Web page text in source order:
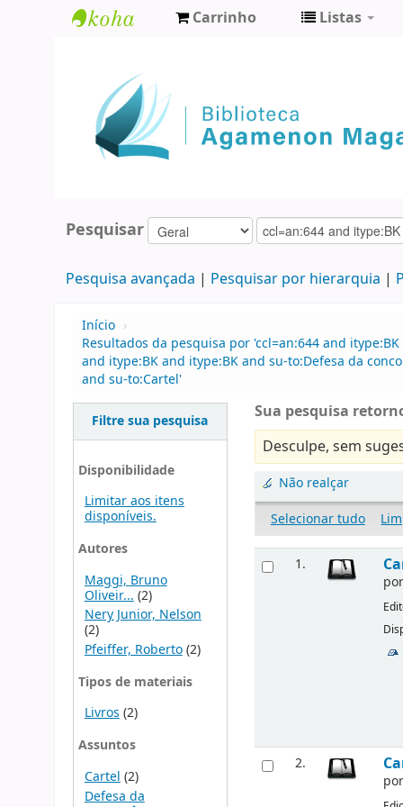
Agamenon
Magalhães
Carrinho Listas
Pesquisar
Pesquisa avançada Pesquisar por hierarquia
Início ›
Resultados da pesquisa por 'ccl=an:644 and
and itype:BK and itype:BK and su-to:Defesa da
and su-to:Cartel'
Filtre sua pesquisa
Disponibilidade
Limitar aos itens
disponíveis.
Autores
Maggi, Bruno
Oliveir... (2)
Nery Junior, Nelson
(2)
Pfeiffer, Roberto(2)
Tipos de materiais
Livros(2)
Assuntos
Cartel (2)
Defesa da
Sua pesquisa
Desculpe, sem
Não realçar
Selecionar tudo
1.
por
2.
por